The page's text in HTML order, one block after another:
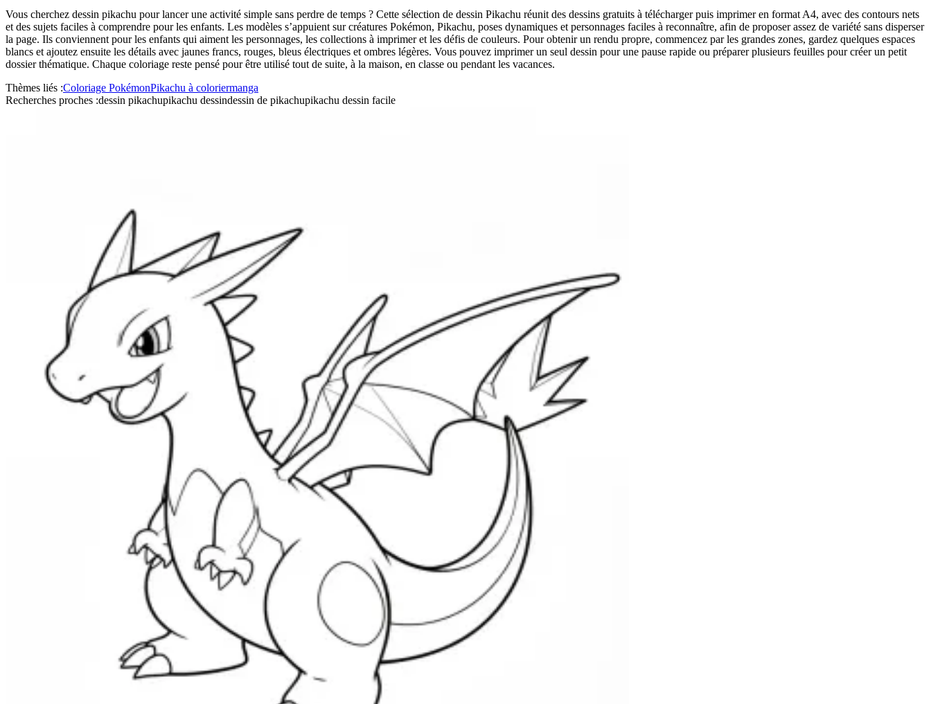
Vous cherchez dessin pikachu pour lancer une activité simple sans perdre de temps ? Cette sélection de dessin Pikachu réunit des dessins gratuits à télécharger puis imprimer en format A4, avec des contours nets
et des sujets faciles à comprendre pour les enfants. Les modèles s’appuient sur créatures Pokémon, Pikachu, poses dynamiques et personnages faciles à reconnaître, afin de proposer assez de variété sans disperser
la page. Ils conviennent pour les enfants qui aiment les personnages, les collections à imprimer et les défis de couleurs. Pour obtenir un rendu propre, commencez par les grandes zones, gardez quelques espaces
blancs et ajoutez ensuite les détails avec jaunes francs, rouges, bleus électriques et ombres légères. Vous pouvez imprimer un seul dessin pour une pause rapide ou préparer plusieurs feuilles pour créer un petit
dossier thématique. Chaque coloriage reste pensé pour être utilisé tout de suite, à la maison, en classe ou pendant les vacances.
Thèmes liés :Coloriage PokémonPikachu à coloriermanga
Recherches proches :dessin pikachupikachu dessindessin de pikachupikachu dessin facile